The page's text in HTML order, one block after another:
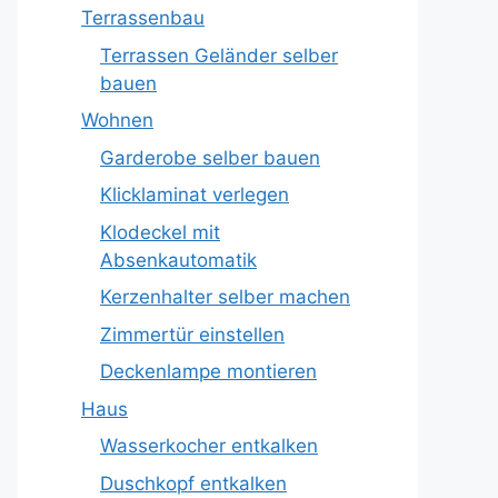
Terrassenbau
Terrassen Geländer selber
bauen
Wohnen
Garderobe selber bauen
Klicklaminat verlegen
Klodeckel mit
Absenkautomatik
Kerzenhalter selber machen
Zimmertür einstellen
Deckenlampe montieren
Haus
Wasserkocher entkalken
Duschkopf entkalken